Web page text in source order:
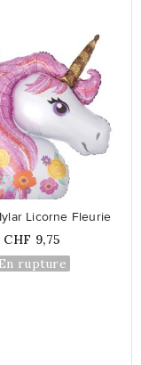
Licorne Fleurie
Prix
CHF 9,75
En rupture